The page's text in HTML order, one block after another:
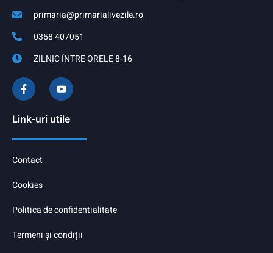
primaria@primarialivezile.ro
0358 407051
ZILNIC ÎNTRE ORELE 8-16
Link-uri utile
Contact
Cookies
Politica de confidentialitate
Termeni și condiții